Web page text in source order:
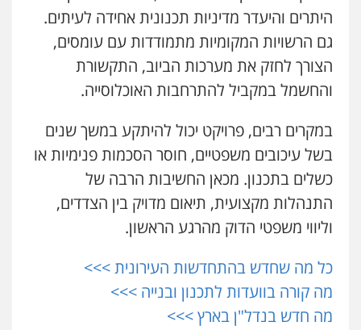
היתרים והיעדר מדיניות תכנונית אחידה לעיתים.
גם הרשויות המקומיות מתמודדות עם עומסים,
הצורך לחזק את מערכות הביוב, התקשורת
והחשמל במקביל להתרחבות האוכלוסייה.
במקרים רבים, פרויקט יכול להיתקע במשך שנים
בשל עיכובים משפטיים, חוסר הסכמות פנימיות או
כשלים בתכנון. מכאן החשיבות הרבה של
התנהלות מקצועית, תיאום מדויק בין הצדדים,
וליווי משפטי הדוק מהרגע הראשון.
כל מה שחדש בהתחדשות העירונית >>>
מה קורה בוועדות לתכנון ובנייה >>>
מה חדש בנדל"ן בארץ >>>